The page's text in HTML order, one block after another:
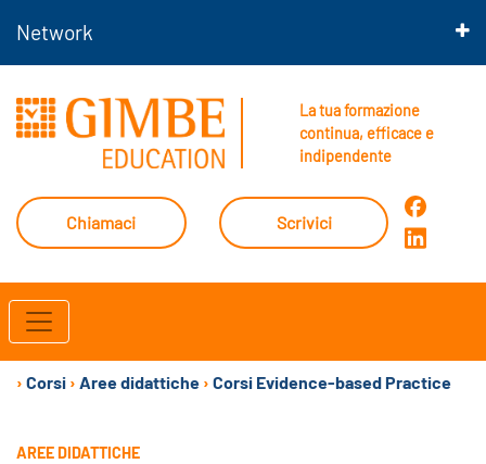
Network
La tua formazione
continua, efficace e
indipendente
Chiamaci Scrivici
› Corsi › Aree didattiche › Corsi Evidence-based Practice
AREE DIDATTICHE